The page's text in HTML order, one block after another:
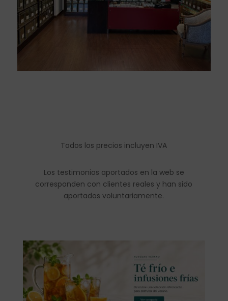
Todos los precios incluyen IVA
Los testimonios aportados en la web se
corresponden con clientes reales y han sido
aportados voluntariamente.